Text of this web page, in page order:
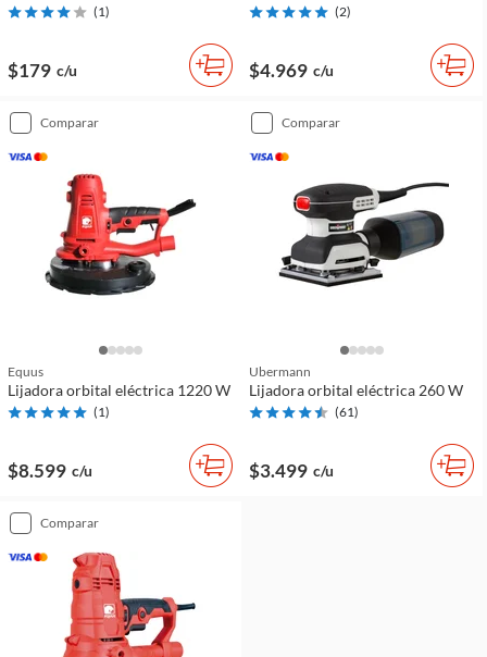
(1)
$179 c/u
(2)
$4.969 c/u
comparar
Equus
Lijadora orbital eléctrica 1220 W
(1)
$8.599 c/u
comparar
Ubermann
Lijadora orbital eléctrica 260 W
(61)
$3.499 c/u
comparar